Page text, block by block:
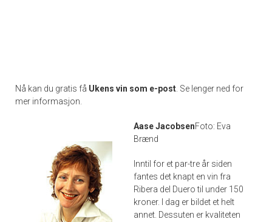
Nå kan du gratis få Ukens vin som e-post . Se lenger ned for
mer informasjon.
Aase JacobsenFoto: Eva
Brænd
Inntil for et par-tre år siden
fantes det knapt en vin fra
Ribera del Duero til under 150
kroner. I dag er bildet et helt
annet. Dessuten er kvaliteten